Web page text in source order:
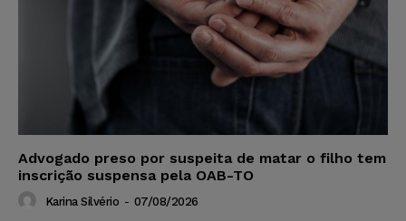
Advogado preso por suspeita de matar o filho tem
inscrição suspensa pela OAB-TO
Karina Silvério - 07/08/2026